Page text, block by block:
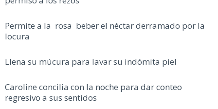
Permite a la rosa beber el néctar derramado por la
locura
Llena su múcura para lavar su indómita piel
Caroline concilia con la noche para dar conteo
regresivo a sus sentidos